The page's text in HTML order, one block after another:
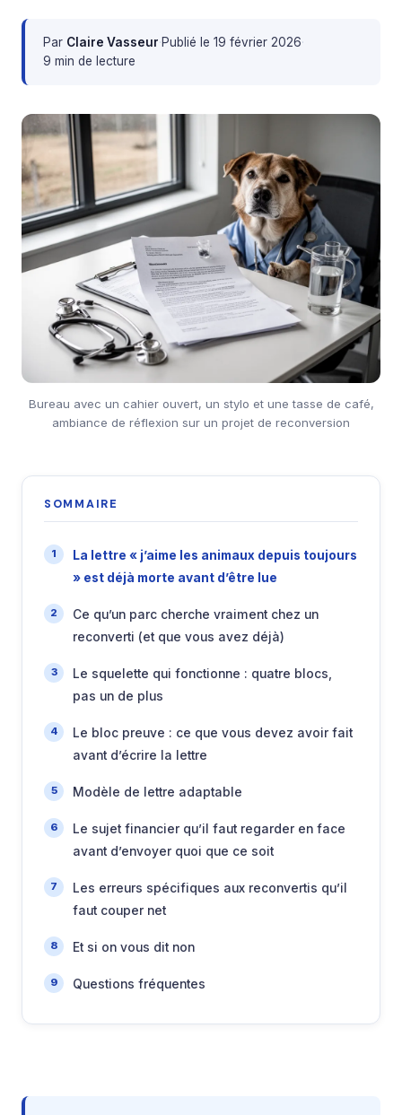
Par Claire Vasseur·Publié le 19 février 2026·
9 min de lecture
Bureau avec un cahier ouvert, un stylo et une tasse de café,
ambiance de réflexion sur un projet de reconversion
SOMMAIRE
La lettre « j’aime les animaux depuis toujours
» est déjà morte avant d’être lue
Ce qu’un parc cherche vraiment chez un
reconverti (et que vous avez déjà)
Le squelette qui fonctionne : quatre blocs,
pas un de plus
Le bloc preuve : ce que vous devez avoir fait
avant d’écrire la lettre
Modèle de lettre adaptable
Le sujet financier qu’il faut regarder en face
avant d’envoyer quoi que ce soit
Les erreurs spécifiques aux reconvertis qu’il
faut couper net
Et si on vous dit non
Questions fréquentes